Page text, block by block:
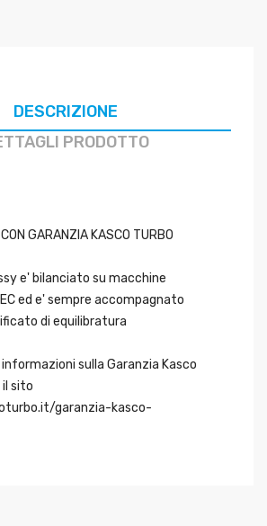
DESCRIZIONE
PRODOTTO
GARANZIA KASCO TURBO
e' bilanciato su macchine
ed e' sempre accompagnato
di equilibratura
sulla Garanzia Kasco
il sito
garanzia-kasco-